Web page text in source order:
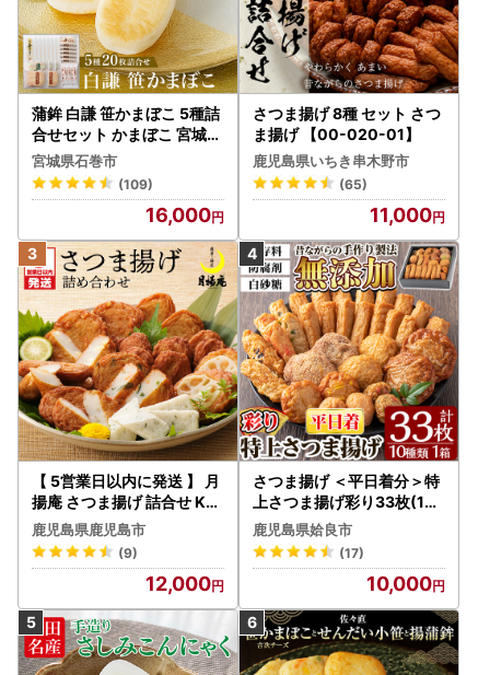
蒲鉾 白謙 笹かまぼこ 5種詰
合せセット かまぼこ 宮城県
石巻市
宮城県石巻市
(109)
16,000
さつま揚げ 8種 セット さつ
ま揚げ 【00-020-01】
鹿児島県いちき串木野市
(65)
11,000
【 5営業日以内に発送 】 月
揚庵 さつま揚げ 詰合せ K0
03-001 スピード配送 最短
すぐ届く お急ぎ
鹿児島県鹿児島市
(9)
12,000
さつま揚げ ＜平日着分＞特
上さつま揚げ彩り33枚(10
種類)【薩摩のまごころ】a1
46-01
鹿児島県姶良市
(17)
10,000